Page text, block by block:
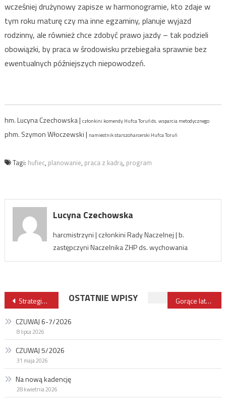
wcześniej drużynowy zapisze w harmonogramie, kto zdaje w
tym roku maturę czy ma inne egzaminy, planuje wyjazd
rodzinny, ale również chce zdobyć prawo jazdy – tak podzieli
obowiązki, by praca w środowisku przebiegała sprawnie bez
ewentualnych późniejszych niepowodzeń.
hm. Lucyna Czechowska | członkini komendy Hufca Toruń ds. wsparcia metodycznego
phm. Szymon Włoczewski | namiestnik starszoharcerski Hufca Toruń
Tagi: hufiec, planowanie, praca z kadrą, program
Lucyna Czechowska
harcmistrzyni | członkini Rady Naczelnej | b.
zastępczyni Naczelnika ZHP ds. wychowania
Nawigacja
wpisu
Strategia przez duże S Gorące lato
OSTATNIE WPISY
CZUWAJ 6-7/2026
8 lipca 2026
CZUWAJ 5/2026
31 maja 2026
Na nową kadencję
28 kwietnia 2026